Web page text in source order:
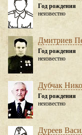
Год рождения
неизвестно
Дмитриев
Год рождения
неизвестно
Дубчак
Год рождения
неизвестно
Дуреев